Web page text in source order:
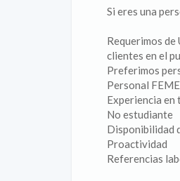
Si eres una
Requerimos
clientes en el
Preferimos
Personal
Experiencia en
No estudiante
Disponibilidad
Proactividad
Referencias